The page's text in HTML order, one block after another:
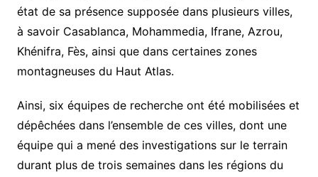
état de sa présence supposée dans plusieurs villes,
à savoir Casablanca, Mohammedia, Ifrane, Azrou,
Khénifra, Fès, ainsi que dans certaines zones
montagneuses du Haut Atlas.
Ainsi, six équipes de recherche ont été mobilisées et
dépêchées dans l’ensemble de ces villes, dont une
équipe qui a mené des investigations sur le terrain
durant plus de trois semaines dans les régions du